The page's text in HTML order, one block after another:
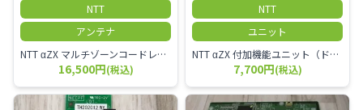
NTT
アンテナ
NTT αZX マルチゾーンコードレススターアンテナ(マスター)
16,500円(税込)
NTT
ユニット
NTT αZX 付加機能ユニット（ドアホンなど）
7,700円(税込)